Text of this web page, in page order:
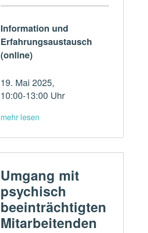
Information und
Erfahrungsaustausch
(online)
19. Mai 2025,
10:00-13:00 Uhr
Umgang mit
psychisch
beeinträchtigten
Mitarbeitenden